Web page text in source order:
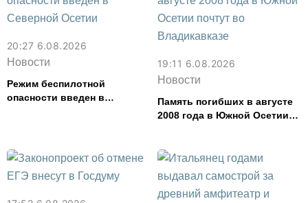
20:27 6.08.2026
Новости
Режим беспилотной
опасности введен в
19:11 6.08.2026
Новости
Память погибших в августе
2008 года в Южной Осетии